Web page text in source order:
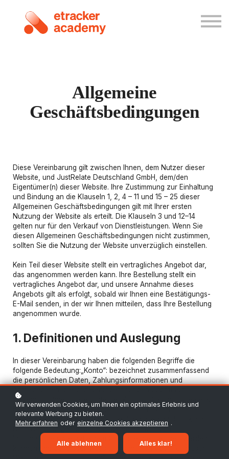
Kurskatalog
Einloggen
Allgemeine
Geschäftsbedingungen
Diese Vereinbarung gilt zwischen Ihnen, dem Nutzer dieser
Website, und JustRelate Deutschland GmbH, dem/den
Eigentümer(n) dieser Website. Ihre Zustimmung zur Einhaltung
und Bindung an die Klauseln 1, 2, 4 – 11 und 15 – 25 dieser
Allgemeinen Geschäftsbedingungen gilt mit Ihrer ersten
Nutzung der Website als erteilt. Die Klauseln 3 und 12–14
gelten nur für den Verkauf von Dienstleistungen. Wenn Sie
diesen Allgemeinen Geschäftsbedingungen nicht zustimmen,
sollten Sie die Nutzung der Website unverzüglich einstellen.
Kein Teil dieser Website stellt ein vertragliches Angebot dar,
das angenommen werden kann. Ihre Bestellung stellt ein
vertragliches Angebot dar, und unsere Annahme dieses
Angebots gilt als erfolgt, sobald wir Ihnen eine Bestätigungs-
E-Mail senden, in der wir Ihnen mitteilen, dass Ihre Bestellung
angenommen wurde.
1. Definitionen und Auslegung
In dieser Vereinbarung haben die folgenden Begriffe die
folgende Bedeutung:„Konto“: bezeichnet zusammenfassend
die persönlichen Daten, Zahlungsinformationen und
Anmeldedaten, die von Benutzern für den Zugriff auf
kostenpflichtige Inhalte und/oder Kommunikationssysteme auf
der Website verwendet werden;„Inhalte“: bezeichnet alle
Texte, Grafiken, Bilder, Audio- und Videodateien, Software,
Datensammlungen und alle anderen Formen von
Informationen, die auf einem Computer gespeichert werden
können und auf dieser Website erscheinen oder Teil dieser
Wir verwenden Cookies, um Ihnen ein optimales Erlebnis und
relevante Werbung zu bieten.
Mehr erfahren oder einzelne Cookies akzeptieren .
Alle ablehnen Alles klar!